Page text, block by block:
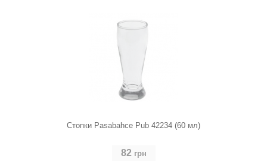
Стопки Pasabahce Pub 42234 (60 мл)
82 грн